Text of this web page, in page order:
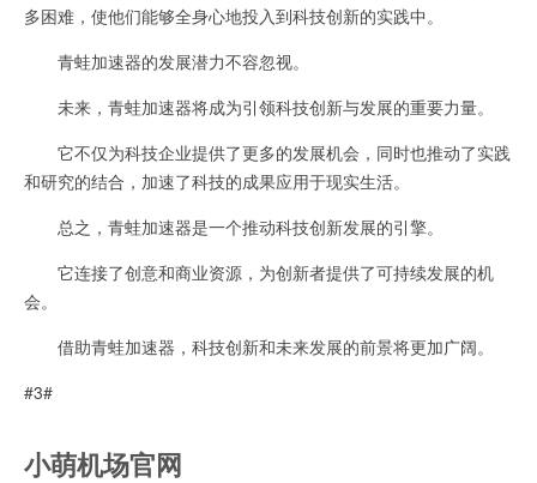
多困难，使他们能够全身心地投入到科技创新的实践中。
青蛙加速器的发展潜力不容忽视。
未来，青蛙加速器将成为引领科技创新与发展的重要力量。
它不仅为科技企业提供了更多的发展机会，同时也推动了实践
和研究的结合，加速了科技的成果应用于现实生活。
总之，青蛙加速器是一个推动科技创新发展的引擎。
它连接了创意和商业资源，为创新者提供了可持续发展的机
会。
借助青蛙加速器，科技创新和未来发展的前景将更加广阔。
#3#
小萌机场官网